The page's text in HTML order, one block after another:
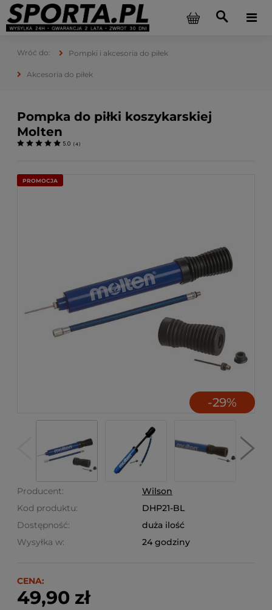
Pompki i akcesoria do piłek
Akcesoria do piłek
Pompka do piłki koszykarskiej
Molten
5.0 (4)
PROMOCJA
-29%
Producent:
Wilson
Kod produktu:
DHP21-BL
Dostępność:
duża ilość
Wysyłka w:
24 godziny
CENA:
49,90 zł